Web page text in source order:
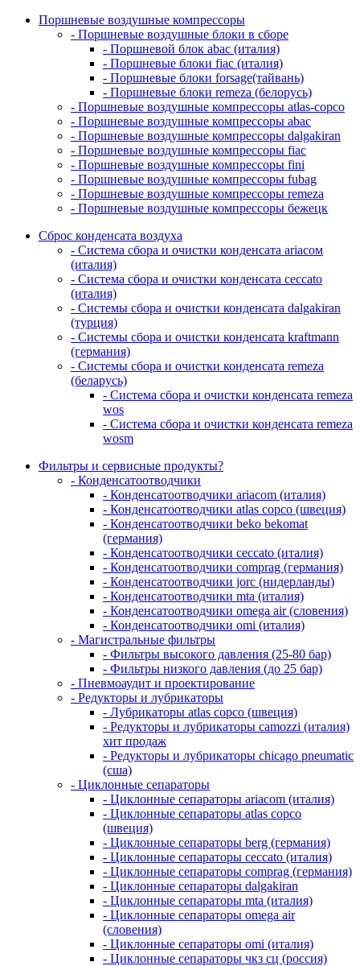
Поршневые воздушные компрессоры
- Поршневые воздушные блоки в сборе
- Поршневой блок abac (италия)
- Поршневые блоки fiac (италия)
- Поршневые блоки forsage(тайвань)
- Поршневые блоки remeza (белорусь)
- Поршневые воздушные компрессоры atlas-copco
- Поршневые воздушные компрессоры abac
- Поршневые воздушные компрессоры dalgakiran
- Поршневые воздушные компрессоры fiac
- Поршневые воздушные компрессоры fini
- Поршневые воздушные компрессоры fubag
- Поршневые воздушные компрессоры remeza
- Поршневые воздушные компрессоры бежецк
Сброс конденсата воздуха
- Система сбора и очистки конденсата ariacом
(италия)
- Система сбора и очистки конденсата ceccato
(италия)
- Системы сбора и очистки конденсата dalgakiran
(турция)
- Системы сбора и очистки конденсата kraftmann
(германия)
- Системы сбора и очистки конденсата remeza
(беларусь)
- Система сбора и очистки конденсата remeza
wos
- Система сбора и очистки конденсата remeza
wosm
Фильтры и сервисные продукты?
- Конденсатоотводчики
- Конденсатоотводчики ariacom (италия)
- Конденсатоотводчики atlas copco (швеция)
- Конденсатоотводчики beko bekomat
(германия)
- Конденсатоотводчики ceccato (италия)
- Конденсатоотводчики comprag (германия)
- Конденсатоотводчики jorc (нидерланды)
- Конденсатоотводчики mta (италия)
- Конденсатоотводчики omega air (словения)
- Конденсатоотводчики omi (италия)
- Магистральные фильтры
- Фильтры высокого давления (25-80 бар)
- Фильтры низкого давления (до 25 бар)
- Пневмоаудит и проектирование
- Редукторы и лубрикаторы
- Лубрикаторы atlas copco (швеция)
- Редукторы и лубрикаторы camozzi (италия)
хит продаж
- Редукторы и лубрикаторы chicago pneumatic
(сша)
- Циклонные сепараторы
- Циклонные сепараторы ariacom (италия)
- Циклонные сепараторы atlas copco
(швеция)
- Циклонные сепараторы berg (германия)
- Циклонные сепараторы ceccato (италия)
- Циклонные сепараторы comprag (германия)
- Циклонные сепараторы dalgakiran
- Циклонные сепараторы mta (италия)
- Циклонные сепараторы omega air
(словения)
- Циклонные сепараторы omi (италия)
- Циклонные сепараторы чкз сц (россия)